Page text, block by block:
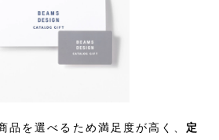
品を選べるため満足度が高く、 定